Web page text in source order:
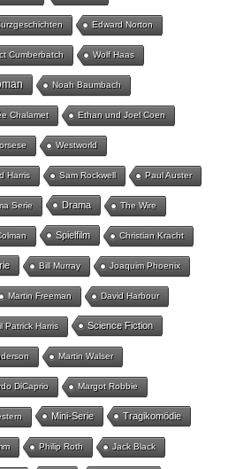
Edward Norton
Cumberbatch Wolf Haas
Noah Baumbach
Chalamet Ethan und Joel Coen
Westworld
Harris Sam Rockwell Paul Auster
Serie Drama The Wire
Spielfilm Christian Kracht
Bill Murray Joaquim Phoenix
Martin Freeman David Harbour
Patrick Harris Science Fiction
Martin Walser
DiCaprio Margot Robbie
Mini-Serie Tragikomödie
Philip Roth Jack Black